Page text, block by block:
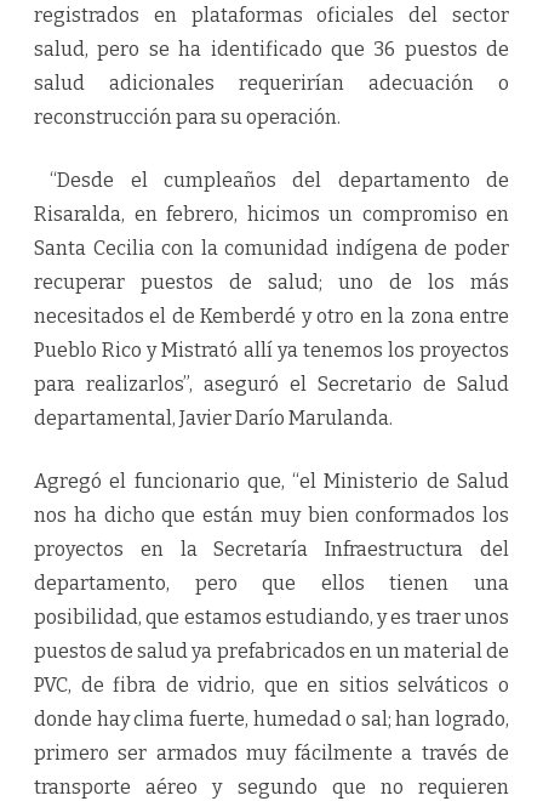
registrados en plataformas oficiales del sector
salud, pero se ha identificado que 36 puestos de
salud adicionales requerirían adecuación o
reconstrucción para su operación.
“Desde el cumpleaños del departamento de
Risaralda, en febrero, hicimos un compromiso en
Santa Cecilia con la comunidad indígena de poder
recuperar puestos de salud; uno de los más
necesitados el de Kemberdé y otro en la zona entre
Pueblo Rico y Mistrató allí ya tenemos los proyectos
para realizarlos”, aseguró el Secretario de Salud
departamental, Javier Darío Marulanda.
Agregó el funcionario que, “el Ministerio de Salud
nos ha dicho que están muy bien conformados los
proyectos en la Secretaría Infraestructura del
departamento, pero que ellos tienen una
posibilidad, que estamos estudiando, y es traer unos
puestos de salud ya prefabricados en un material de
PVC, de fibra de vidrio, que en sitios selváticos o
donde hay clima fuerte, humedad o sal; han logrado,
primero ser armados muy fácilmente a través de
transporte aéreo y segundo que no requieren